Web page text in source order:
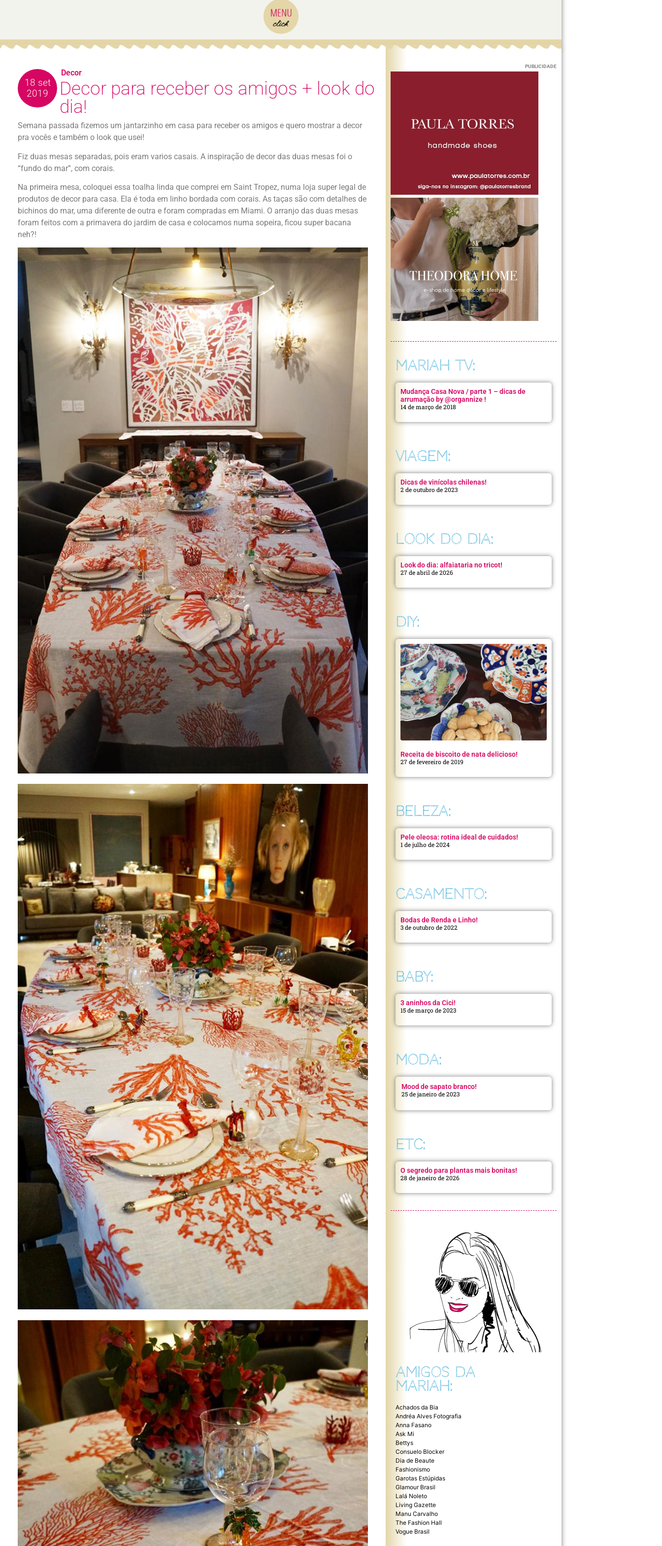
18 set
2019
Decor para receber os amigos + look do
dia!
Semana passada fizemos um jantarzinho em casa para receber os amigos e quero mostrar a decor
pra vocês e também o look que usei!
Fiz duas mesas separadas, pois eram varios casais. A inspiração de decor das duas mesas foi o
“fundo do mar”, com corais.
Na primeira mesa, coloquei essa toalha linda que comprei em Saint Tropez, numa loja super legal de
produtos de decor para casa. Ela é toda em linho bordada com corais. As taças são com detalhes de
bichinos do mar, uma diferente de outra e foram compradas em Miami. O arranjo das duas mesas
foram feitos com a primavera do jardim de casa e colocamos numa sopeira, ficou super bacana
neh?!
Decor
PUBLICIDADE
MARIAH TV:
Mudança Casa Nova / parte 1 – dicas de
arrumação by @organnize !
14 de março de 2018
VIAGEM:
Dicas de vinícolas chilenas!
2 de outubro de 2023
LOOK DO DIA:
Look do dia: alfaiataria no tricot!
27 de abril de 2026
DIY:
Receita de biscoito de nata delicioso!
27 de fevereiro de 2019
BELEZA:
Pele oleosa: rotina ideal de cuidados!
1 de julho de 2024
CASAMENTO:
Bodas de Renda e Linho!
3 de outubro de 2022
BABY:
3 aninhos da Cici!
15 de março de 2023
MODA:
Mood de sapato branco!
25 de janeiro de 2023
ETC:
O segredo para plantas mais bonitas!
28 de janeiro de 2026
AMIGOS DA
MARIAH:
Achados da Bia
Andréa Alves Fotografia
Anna Fasano
Ask Mi
Bettys
Consuelo Blocker
Dia de Beaute
Fashionismo
Garotas Estúpidas
Glamour Brasil
Lalá Noleto
Living Gazette
Manu Carvalho
The Fashion Hall
Vogue Brasil